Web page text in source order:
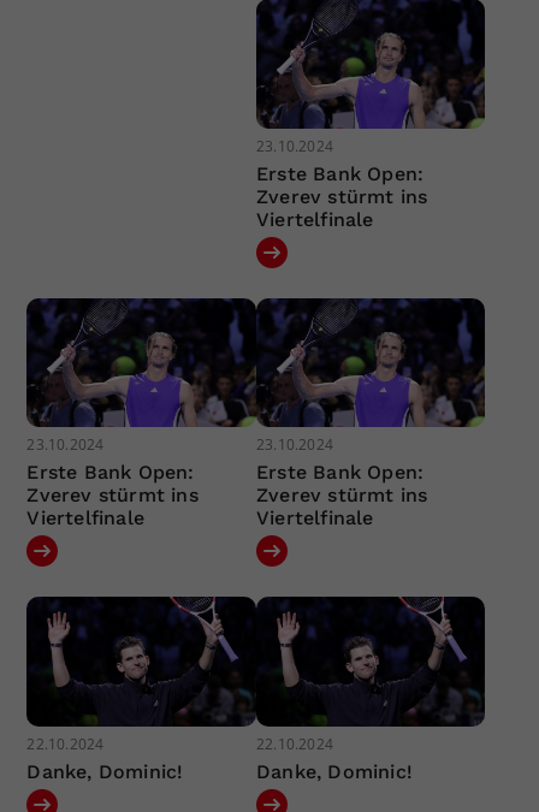
23.10.2024
Erste Bank Open:
Zverev stürmt ins
Viertelfinale
23.10.2024
Erste Bank Open:
Zverev stürmt ins
Viertelfinale
23.10.2024
Erste Bank Open:
Zverev stürmt ins
Viertelfinale
22.10.2024
Danke, Dominic!
22.10.2024
Danke, Dominic!